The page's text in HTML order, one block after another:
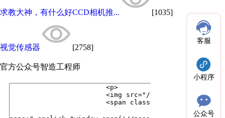
求教大神，有什么好CCD相机推... [1035]
视觉传感器 [2758]
官方公众号智造工程师
客服
小程序
公众号